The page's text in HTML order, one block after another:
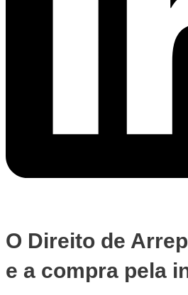
O Direito de
e a compra pela